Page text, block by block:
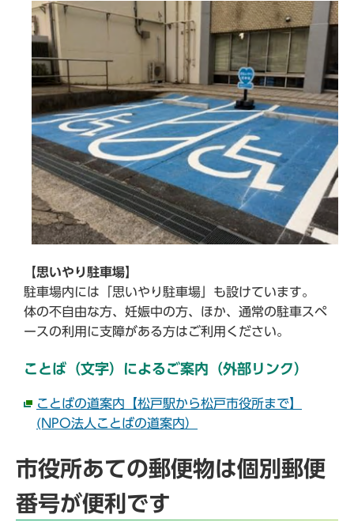
【思いやり駐車場】
駐車場内には「思いやり駐車場」も設けています。
体の不自由な方、妊娠中の方、ほか、通常の駐車スペ
ースの利用に支障がある方はご利用ください。
ことば（文字）によるご案内（外部リンク）
ことばの道案内【松戸駅から松戸市役所まで】
(NPO法人ことばの道案内）
市役所あての郵便物は個別郵便
番号が便利です